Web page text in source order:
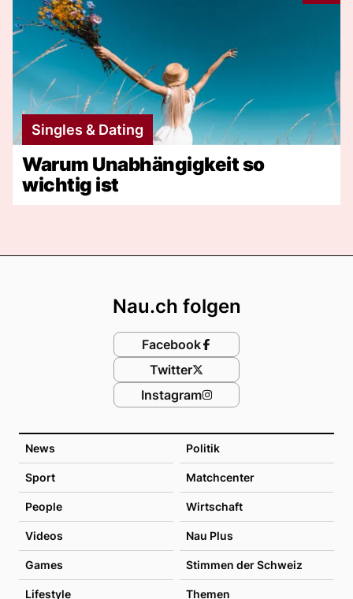
Singles & Dating
Warum Unabhängigkeit so
wichtig ist
News Politik
Sport Matchcenter
People Wirtschaft
Videos Nau Plus
Games Stimmen der Schweiz
Lifestyle Themen
Nau.ch folgen
Facebook
Twitter
Instagram